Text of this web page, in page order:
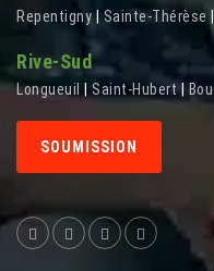
Repentigny| Sainte-Thérèse
Rive-Sud
Longueuil Saint-Hubert
SOUMISSION